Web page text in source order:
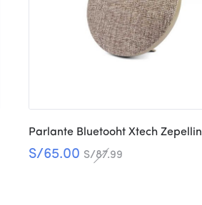
Parlante Bluetooht Xtech Zepellin
S/87.99
S/65.00